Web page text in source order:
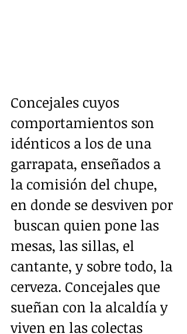
Concejales cuyos
comportamientos son
idénticos a los de una
garrapata, enseñados a
la comisión del chupe,
en donde se desviven por
buscan quien pone las
mesas, las sillas, el
cantante, y sobre todo, la
cerveza. Concejales que
sueñan con la alcaldía y
viven en las colectas